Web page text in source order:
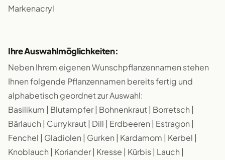
Markenacryl
Ihre Auswahlmöglichkeiten:
Neben Ihrem eigenen Wunschpflanzennamen stehen
Ihnen folgende Pflanzennamen bereits fertig und
alphabetisch geordnet zur Auswahl:
Basilikum | Blutampfer | Bohnenkraut | Borretsch |
Bärlauch | Currykraut | Dill | Erdbeeren | Estragon |
Fenchel | Gladiolen | Gurken | Kardamom | Kerbel |
Knoblauch | Koriander | Kresse | Kürbis | Lauch |